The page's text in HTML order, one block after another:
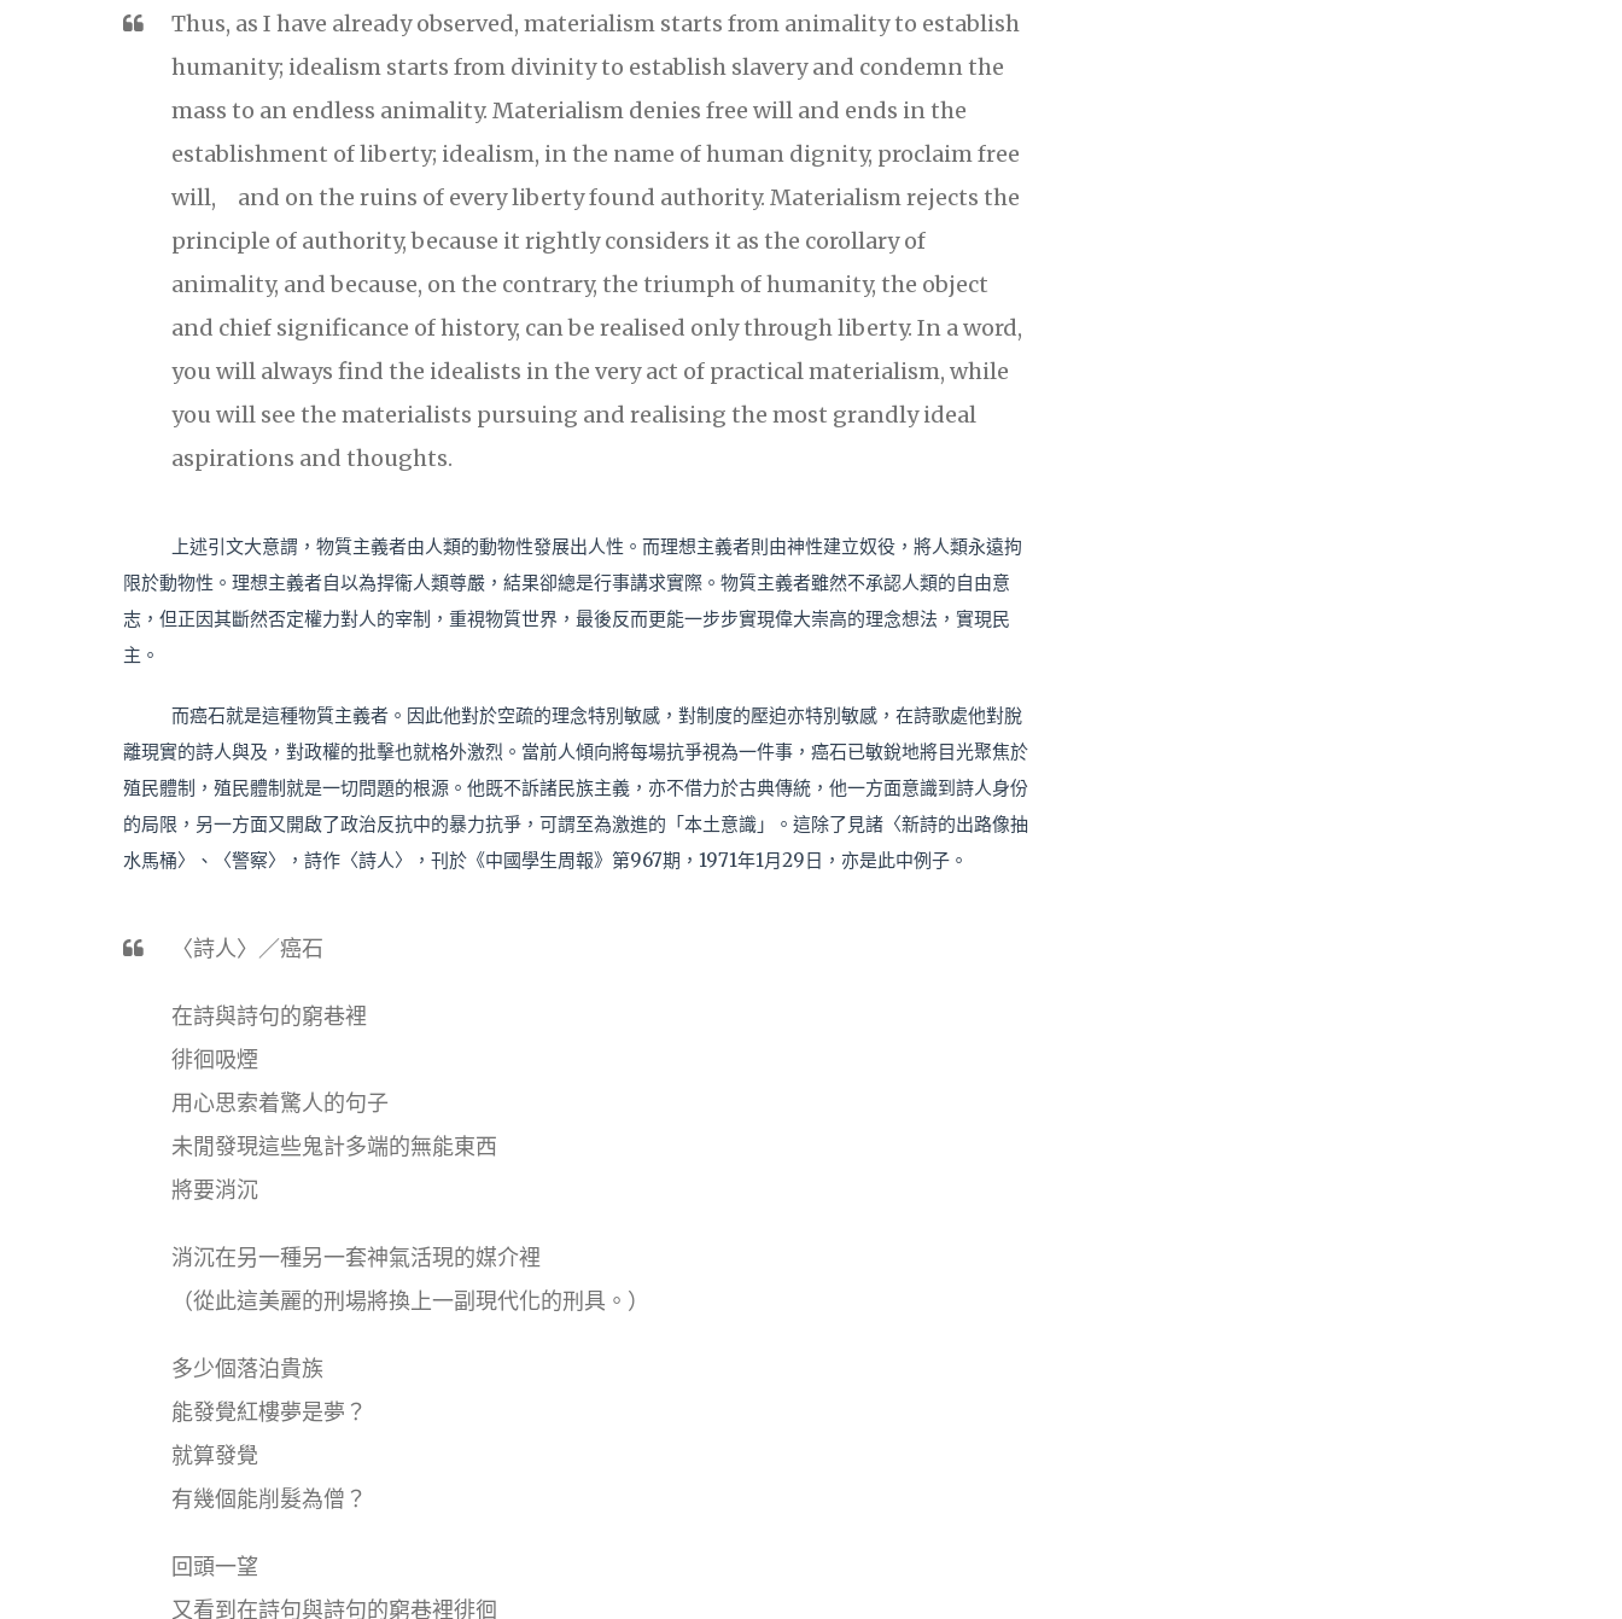
Thus, as I have already observed, materialism starts from animality to establish
humanity; idealism starts from divinity to establish slavery and condemn the
mass to an endless animality. Materialism denies free will and ends in the
establishment of liberty; idealism, in the name of human dignity, proclaim free
will, and on the ruins of every liberty found authority. Materialism rejects the
principle of authority, because it rightly considers it as the corollary of
animality, and because, on the contrary, the triumph of humanity, the object
and chief significance of history, can be realised only through liberty. In a word,
you will always find the idealists in the very act of practical materialism, while
you will see the materialists pursuing and realising the most grandly ideal
aspirations and thoughts.
上述引文大意謂，物質主義者由人類的動物性發展出人性。而理想主義者則由神性建立奴役，將人類永遠拘
限於動物性。理想主義者自以為捍衞人類尊嚴，結果卻總是行事講求實際。物質主義者雖然不承認人類的自由意
志，但正因其斷然否定權力對人的宰制，重視物質世界，最後反而更能一步步實現偉大崇高的理念想法，實現民
主。
而癌石就是這種物質主義者。因此他對於空疏的理念特別敏感，對制度的壓迫亦特別敏感，在詩歌處他對脫
離現實的詩人與及，對政權的批擊也就格外激烈。當前人傾向將每場抗爭視為一件事，癌石已敏銳地將目光聚焦於
殖民體制，殖民體制就是一切問題的根源。他既不訴諸民族主義，亦不借力於古典傳統，他一方面意識到詩人身份
的局限，另一方面又開啟了政治反抗中的暴力抗爭，可謂至為激進的「本土意識」。這除了見諸〈新詩的出路像抽
水馬桶〉、〈警察〉，詩作〈詩人〉，刊於《中國學生周報》第967期，1971年1月29日，亦是此中例子。
〈詩人〉／癌石
在詩與詩句的窮巷裡
徘徊吸煙
用心思索着驚人的句子
未閒發現這些鬼計多端的無能東西
將要消沉
消沉在另一種另一套神氣活現的媒介裡
（從此這美麗的刑場將換上一副現代化的刑具。）
多少個落泊貴族
能發覺紅樓夢是夢？
就算發覺
有幾個能削髮為僧？
回頭一望
又看到在詩句與詩句的窮巷裡徘徊